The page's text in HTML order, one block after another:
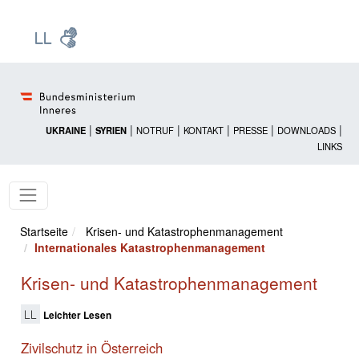
UKRAINE | SYRIEN | NOTRUF | KONTAKT | PRESSE | DOWNLOADS |
LINKS
Startseite
Krisen- und Katastrophenmanagement
Internationales Katastrophenmanagement
Krisen- und Katastrophenmanagement
Leichter Lesen
Zivilschutz in Österreich